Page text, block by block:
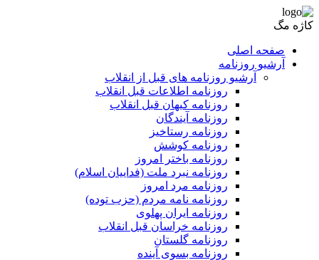
کاژه مگ
صفحه اصلی
آرشیو روزنامه
آرشیو روزنامه های قبل از انقلاب
روزنامه اطلاعات قبل انقلاب
روزنامه کیهان قبل انقلاب
روزنامه آیندگان
روزنامه رستاخیز
روزنامه کوشش
روزنامه باختر امروز
روزنامه نبرد ملت (فداییان اسلام)
روزنامه مرد امروز
روزنامه نامه مردم (حزب توده)
روزنامه ایران پهلوی
روزنامه خراسان قبل انقلاب
روزنامه گلستان
روزنامه بسوی آینده